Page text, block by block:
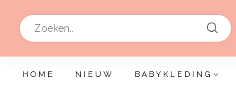
HOME NIEUW BABYKLEDING